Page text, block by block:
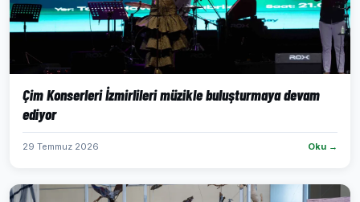
Çim Konserleri İzmirlileri müzikle buluşturmaya devam
ediyor
29 Temmuz 2026 Oku →